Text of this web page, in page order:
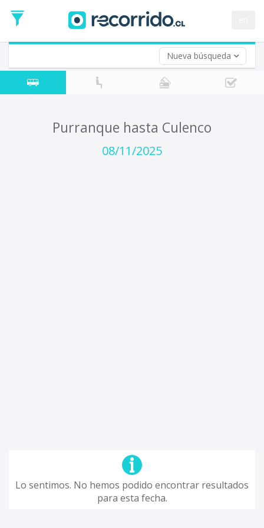
Nueva búsqueda
de
Ida
Vuelta (opcional)
Fecha
de
Purranque hasta Culenco
08/11/2025
Lo sentimos. No hemos podido encontrar resultados
para esta fecha.